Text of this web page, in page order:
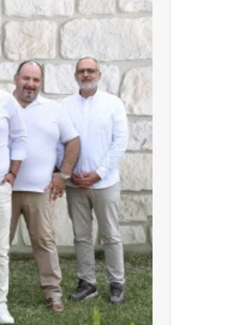
أخبار لبنان مواجهة مؤجّلة
العالم العربي
تستمر هذه المعاناة التي
أخبار صيدا
بلدية صيدا